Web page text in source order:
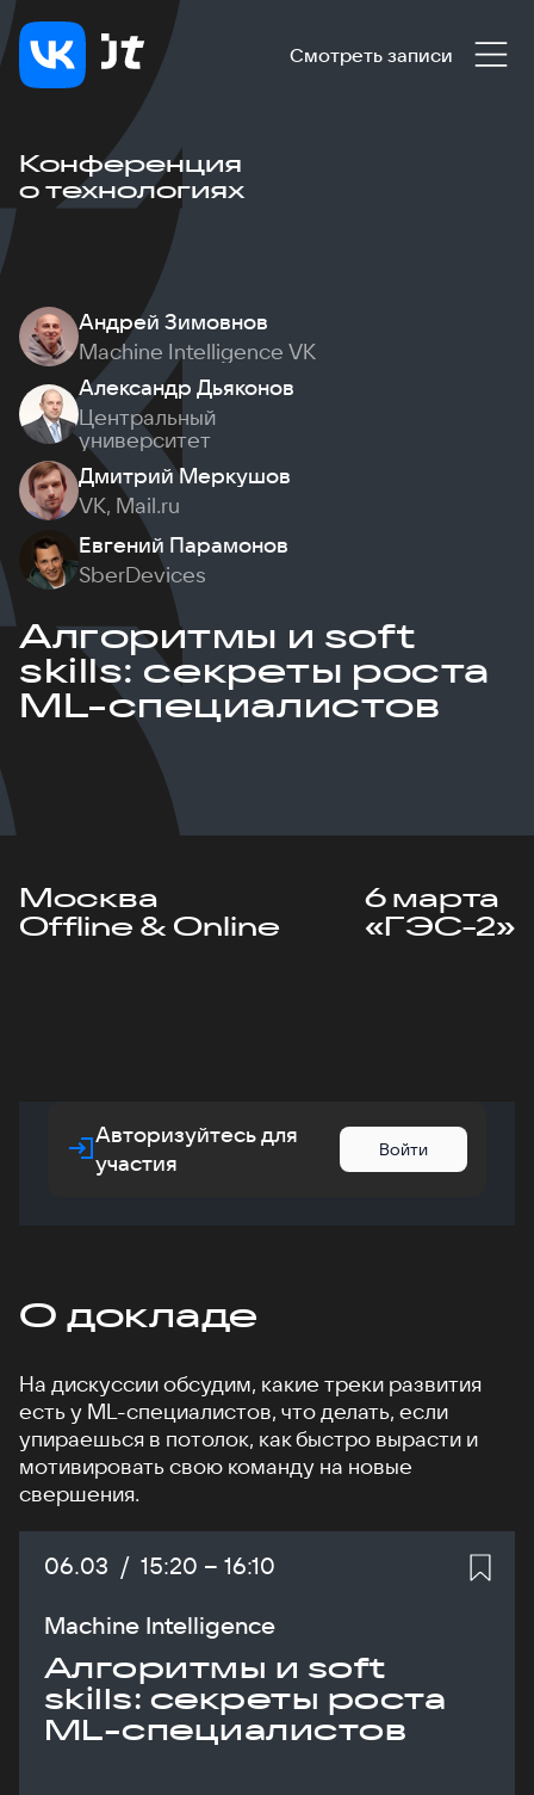
Смотреть записи
Конференция
о технологиях
Андрей Зимовнов
Machine Intelligence VK
Александр Дьяконов
Центральный
университет
Дмитрий Меркушов
VK, Mail.ru
Евгений Парамонов
SberDevices
Алгоритмы и soft
skills: секреты роста
ML-специалистов
Москва
Offline & Online
6 марта
«ГЭС-2»
Авторизуйтесь для
участия
Войти
О докладе
На дискуссии обсудим, какие треки развития
есть у ML-специалистов, что делать, если
упираешься в потолок, как быстро вырасти и
мотивировать свою команду на новые
свершения.
Дата:
06.03 / Начало:
15:20 – Конец:
16:10
Machine Intelligence
Алгоритмы и soft
skills: секреты роста
ML-специалистов